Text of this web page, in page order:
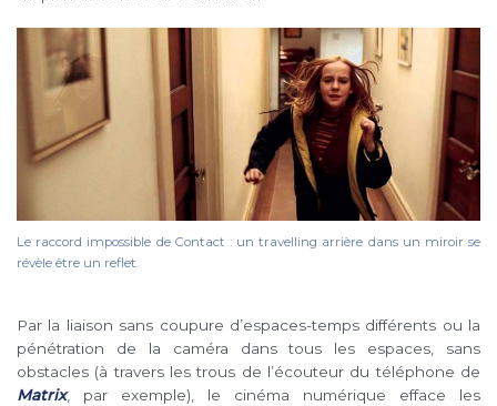
Le raccord impossible de Contact : un travelling arrière dans un miroir se
révèle être un reflet.
Par la liaison sans coupure d’espaces-temps différents ou la
pénétration de la caméra dans tous les espaces, sans
obstacles (à travers les trous de l’écouteur du téléphone de
Matrix, par exemple), le cinéma numérique efface les